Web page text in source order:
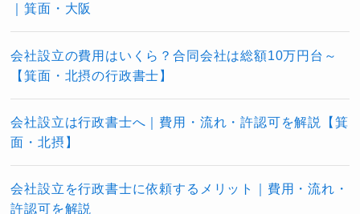
｜箕面・大阪
会社設立の費用はいくら？合同会社は総額10万円台～
【箕面・北摂の行政書士】
会社設立は行政書士へ｜費用・流れ・許認可を解説【箕
面・北摂】
会社設立を行政書士に依頼するメリット｜費用・流れ・
許認可を解説